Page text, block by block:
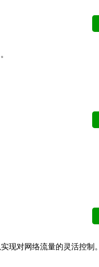
现对网络流量的灵活控制。